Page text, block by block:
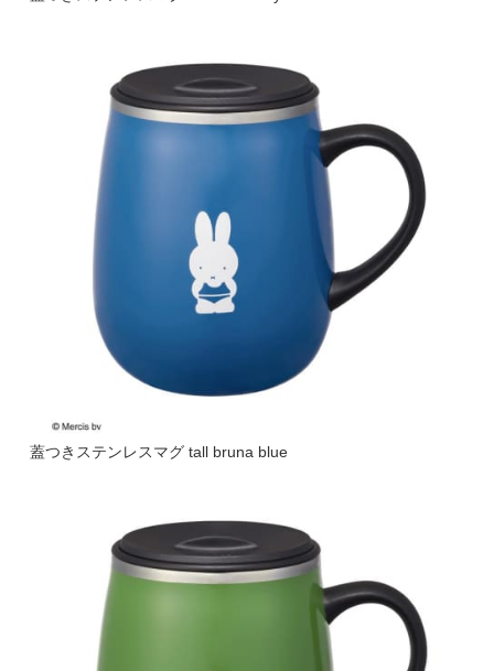
蓋つきステンレスマグ tall bruna blue